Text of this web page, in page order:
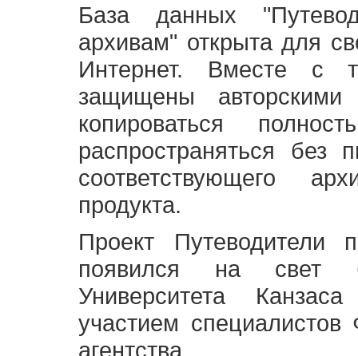
База данных
архивам" открыта для
Интернет. Вместе с
защищены
копироваться
распространяться без
соответствующего
продукта.
Проект Путеводители
появился на свет
Университета
участием специалистов
агентства.